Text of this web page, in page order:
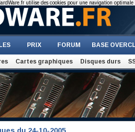
PRIX FORUM BASE
Cartes graphiques Disques durs
utilise des cookies pour une navigation